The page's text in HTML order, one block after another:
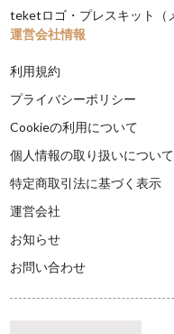
teketロゴ・プレスキット（
運営会社情報
利用規約
プライバシーポリシー
Cookieの利用について
個人情報の取り扱いについて
特定商取引法に基づく表示
運営会社
お知らせ
お問い合わせ